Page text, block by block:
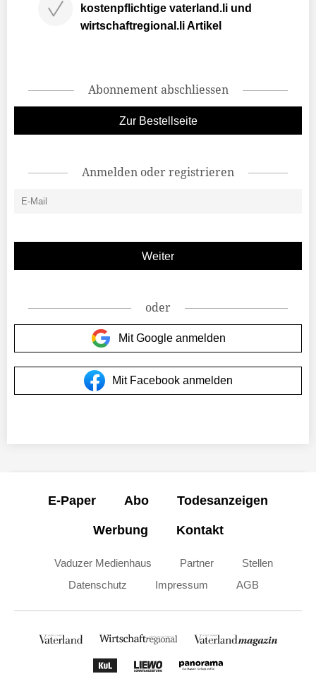
kostenpflichtige vaterland.li und
wirtschaftregional.li Artikel
Abonnement abschliessen
Zur Bestellseite
Anmelden oder registrieren
oder
Mit Google anmelden
Mit Facebook anmelden
E-Paper Abo Todesanzeigen
Werbung Kontakt
Vaduzer Medienhaus Partner
Stellen
Datenschutz
Impressum AGB